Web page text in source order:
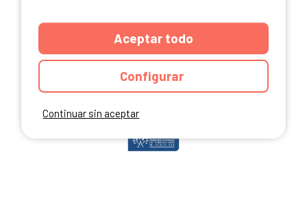
Continuar sin aceptar
Aceptar todo
Configurar